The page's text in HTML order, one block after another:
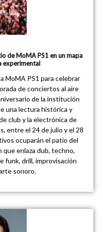
de MoMA PS1 en un mapa
experimental
MoMA PS1 para celebrar
de conciertos al aire
de la institución
una lectura histórica y
club y la electrónica de
entre el 24 de julio y el 28
ocuparán el patio del
que enlaza dub, techno,
funk, drill, improvisación
sonoro.